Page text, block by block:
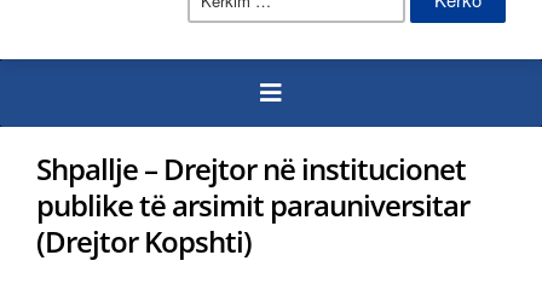
Shpallje – Drejtor në institucionet
publike të arsimit parauniversitar
(Drejtor Kopshti)